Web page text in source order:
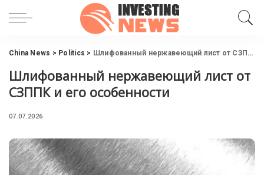
China News > Politics > Шлифованный нержавеющий лист от СЗППК и его особенности
Шлифованный нержавеющий лист от
СЗППК и его особенности
07.07.2026